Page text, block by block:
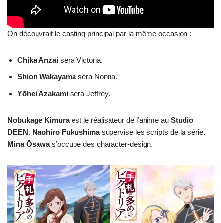
On découvrait le casting principal par la même occasion :
Chika Anzai sera Victoria.
Shion Wakayamasera Nonna.
Yōhei Azakami sera Jeffrey.
Nobukage Kimuraest le réalisateur de l’anime au Studio
DEEN. Naohiro Fukushimasupervise les scripts de la série.
Mina Ōsawas’occupe des character-design.